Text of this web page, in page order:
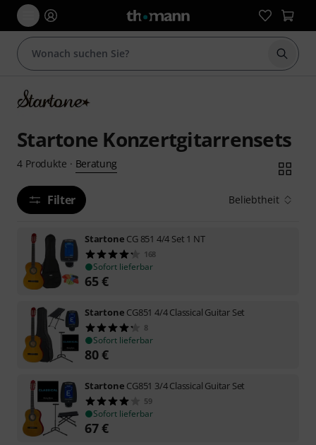
Suche
Startone Konzertgitarrensets
4 Produkte · Beratung
Filter Beliebtheit
Startone CG 851 4/4 Set 1 NT
168
Sofort lieferbar
65€
Startone CG851 4/4 Classical Guitar Set
8
Sofort lieferbar
80€
Startone CG851 3/4 Classical Guitar Set
59
Sofort lieferbar
67€